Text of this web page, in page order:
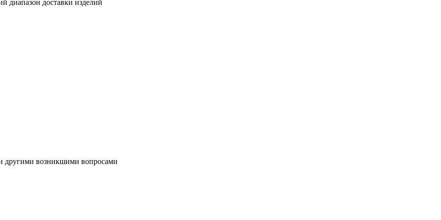
диапазон доставки изделий
другими возникшими вопросами